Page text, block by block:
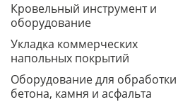
Кровельный инструмент и
оборудование
Укладка коммерческих
напольных покрытий
Оборудование для обработки
бетона, камня и асфальта